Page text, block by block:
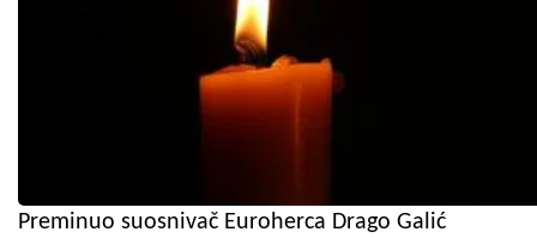
Preminuo suosnivač Euroherca Drago Galić